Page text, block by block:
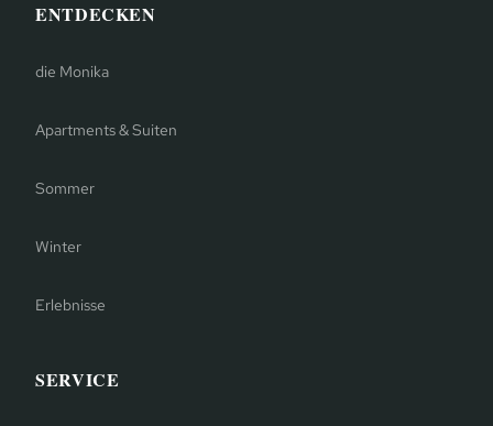
ENTDECKEN
die Monika
Apartments & Suiten
Sommer
Winter
Erlebnisse
SERVICE